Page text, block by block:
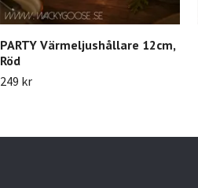
PARTY Värmeljushållare 12cm,
Röd
249 kr